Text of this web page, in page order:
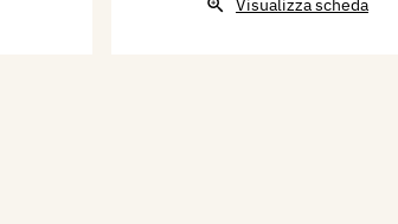
Visualizza scheda